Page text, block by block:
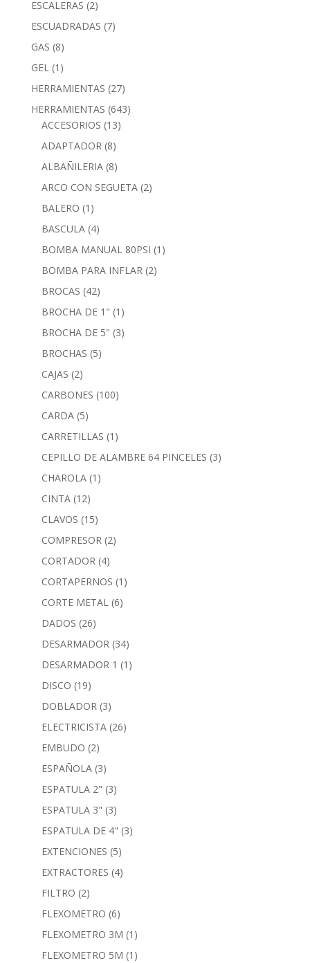
ESCALERAS (2)
ESCUADRADAS (7)
GAS (8)
GEL (1)
HERRAMIENTAS (27)
HERRAMIENTAS (643)
ACCESORIOS (13)
ADAPTADOR (8)
ALBAÑILERIA (8)
ARCO CON SEGUETA (2)
BALERO (1)
BASCULA (4)
BOMBA MANUAL 80PSI (1)
BOMBA PARA INFLAR (2)
BROCAS (42)
BROCHA DE 1" (1)
BROCHA DE 5" (3)
BROCHAS (5)
CAJAS (2)
CARBONES (100)
CARDA (5)
CARRETILLAS (1)
CEPILLO DE ALAMBRE 64 PINCELES (3)
CHAROLA (1)
CINTA (12)
CLAVOS (15)
COMPRESOR (2)
CORTADOR (4)
CORTAPERNOS (1)
CORTE METAL (6)
DADOS (26)
DESARMADOR (34)
DESARMADOR 1 (1)
DISCO (19)
DOBLADOR (3)
ELECTRICISTA (26)
EMBUDO (2)
ESPAÑOLA (3)
ESPATULA 2" (3)
ESPATULA 3" (3)
ESPATULA DE 4" (3)
EXTENCIONES (5)
EXTRACTORES (4)
FILTRO (2)
FLEXOMETRO (6)
FLEXOMETRO 3M (1)
FLEXOMETRO 5M (1)